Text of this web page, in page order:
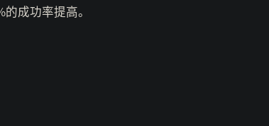
成功率提高。